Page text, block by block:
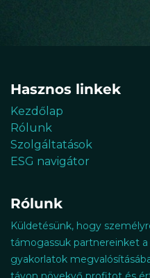
Hasznos linkek
Kezdőlap
Rólunk
Szolgáltatások
ESG navigátor
Rólunk
Küldetésünk, hogy
támogassuk partnereinket
gyakorlatok